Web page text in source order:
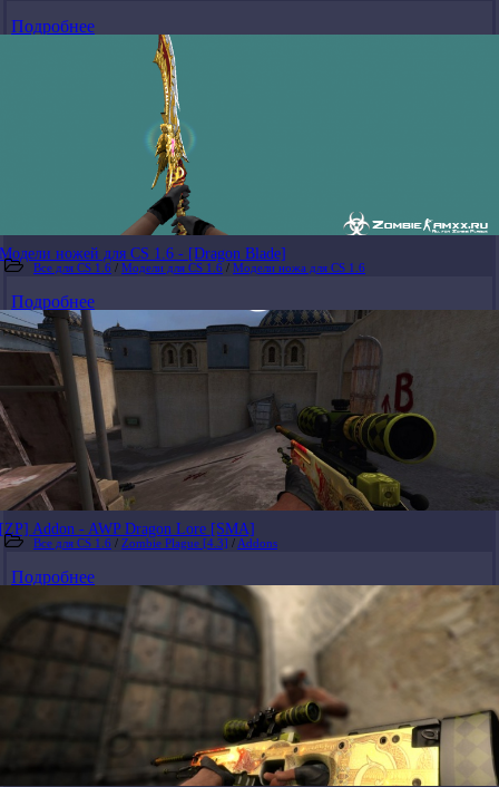
Подробнее
Модели ножей для CS 1.6 - [Dragon Blade]
Все для CS 1.6 / Модели для CS 1.6 / Модели ножа для CS 1.6
Подробнее
[ZP] Addon - AWP Dragon Lore [SMA]
Все для CS 1.6 / Zombie Plague [4.3] / Addons
Подробнее